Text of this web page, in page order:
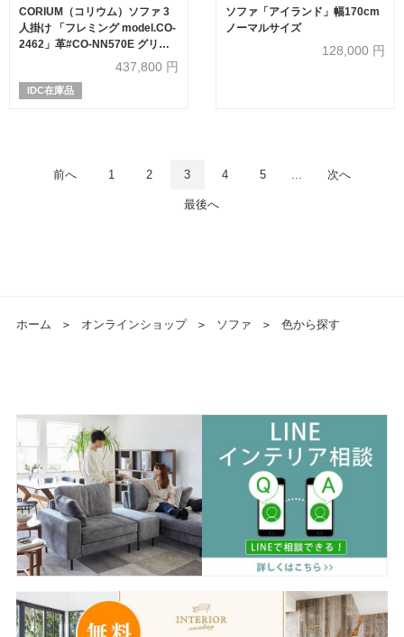
CORIUM（コリウム）ソファ 3
人掛け 「フレミング model.CO-
2462」革#CO-NN570E グリー
437,800 円
IDC在庫品
ソファ「アイランド」幅170cm
ノーマルサイズ
128,000 円
前へ 1 2 3 4 5 次へ
最後へ
ホーム ＞ オンラインショップ ＞ ソファ ＞ 色から探す